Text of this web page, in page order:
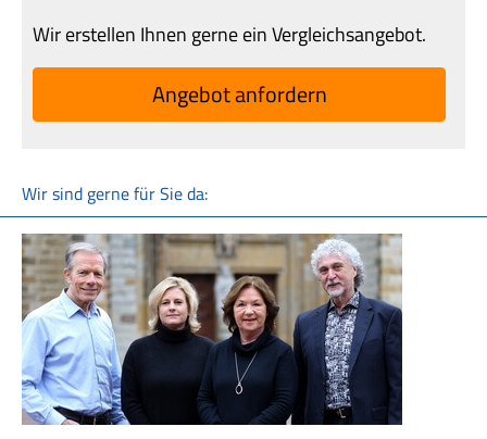
Wir erstellen Ihnen gerne ein Vergleichsangebot.
An­ge­bot an­for­dern
Wir sind gerne für Sie da: